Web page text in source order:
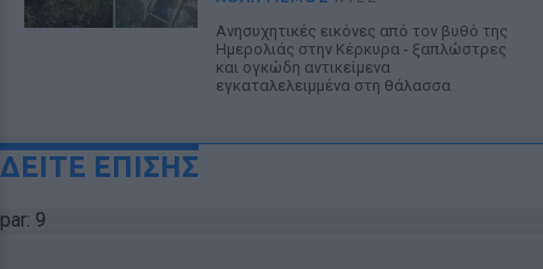
Ανησυχητικές εικόνες από τον βυθό της
Ημερολιάς στην Κέρκυρα - ξαπλώστρες
και ογκώδη αντικείμενα
εγκαταλελειμμένα στη θάλασσα
ΔΕΙΤΕ ΕΠΙΣΗΣ
par: 9